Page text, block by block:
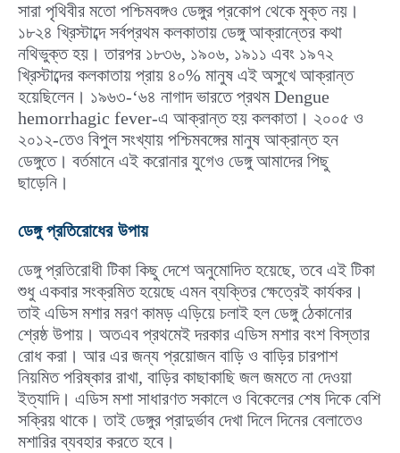
সারা পৃথিবীর মতো পশ্চিমবঙ্গও ডেঙ্গুর প্রকোপ থেকে মুক্ত নয়।
১৮২৪ খ্রিস্টাব্দে সর্বপ্রথম কলকাতায় ডেঙ্গু আক্রান্তের কথা
নথিভুক্ত হয়। তারপর ১৮৩৬, ১৯০৬, ১৯১১ এবং ১৯৭২
খ্রিস্টাব্দের কলকাতায় প্রায় ৪০% মানুষ এই অসুখে আক্রান্ত
হয়েছিলেন। ১৯৬৩-‘৬৪ নাগাদ ভারতে প্রথম Dengue
hemorrhagic fever-এ আক্রান্ত হয় কলকাতা। ২০০৫ ও
২০১২-তেও বিপুল সংখ্যায় পশ্চিমবঙ্গের মানুষ আক্রান্ত হন
ডেঙ্গুতে। বর্তমানে এই করোনার যুগেও ডেঙ্গু আমাদের পিছু
ছাড়েনি।
ডেঙ্গু প্রতিরোধের উপায়
ডেঙ্গু প্রতিরোধী টিকা কিছু দেশে অনুমোদিত হয়েছে, তবে এই টিকা
শুধু একবার সংক্রমিত হয়েছে এমন ব্যক্তির ক্ষেত্রেই কার্যকর।
তাই এডিস মশার মরণ কামড় এড়িয়ে চলাই হল ডেঙ্গু ঠেকানোর
শ্রেষ্ঠ উপায়। অতএব প্রথমেই দরকার এডিস মশার বংশ বিস্তার
রোধ করা। আর এর জন্য প্রয়োজন বাড়ি ও বাড়ির চারপাশ
নিয়মিত পরিষ্কার রাখা, বাড়ির কাছাকাছি জল জমতে না দেওয়া
ইত্যাদি। এডিস মশা সাধারণত সকালে ও বিকেলের শেষ দিকে বেশি
সক্রিয় থাকে। তাই ডেঙ্গুর প্রাদুর্ভাব দেখা দিলে দিনের বেলাতেও
মশারির ব্যবহার করতে হবে।